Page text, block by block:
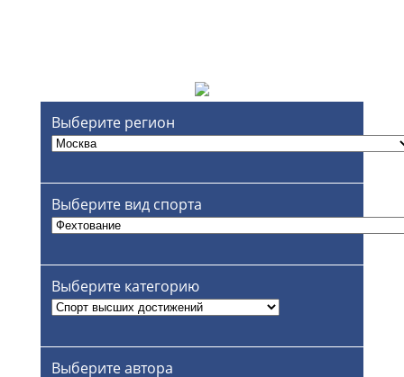
Выберите регион
Выберите вид спорта
Выберите категорию
Выберите автора